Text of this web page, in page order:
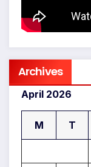
Archives
April 2026
M T